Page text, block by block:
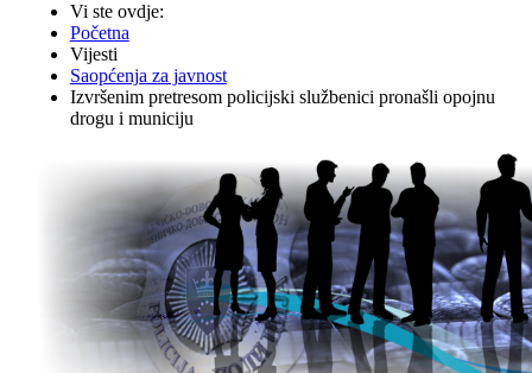
Vi ste ovdje:
Početna
Vijesti
Saopćenja za javnost
Izvršenim pretresom policijski službenici pronašli opojnu
drogu i municiju